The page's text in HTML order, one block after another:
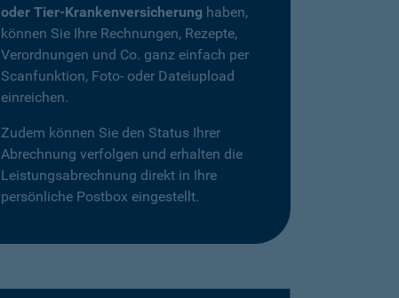
oder Tier-Krankenversicherung haben,
können Sie Ihre Rechnungen, Rezepte,
Verordnungen und Co. ganz einfach per
Scanfunktion, Foto- oder Dateiupload
einreichen.
Zudem können Sie den Status Ihrer
Abrechnung verfolgen und erhalten die
Leistungsabrechnung direkt in Ihre
persönliche Postbox eingestellt.